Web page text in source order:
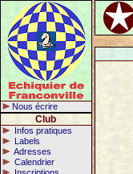
Nous écrire
Club
Infos pratiques
Labels
Adresses
Calendrier